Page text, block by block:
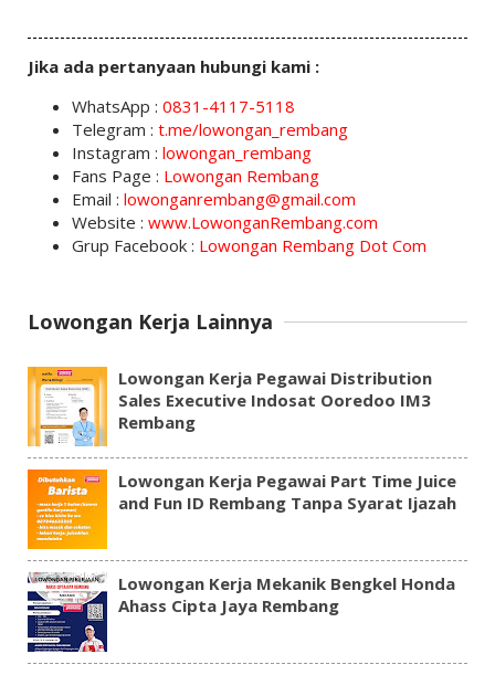
Jika ada pertanyaan hubungi kami :
WhatsApp : 0831-4117-5118
Telegram : t.me/lowongan_rembang
Instagram : lowongan_rembang
Fans Page : Lowongan Rembang
Email : lowonganrembang@gmail.com
Website : www.LowonganRembang.com
Grup Facebook : Lowongan Rembang Dot Com
Lowongan Kerja Lainnya
Lowongan Kerja Pegawai Distribution
Sales Executive Indosat Ooredoo IM3
Rembang
Lowongan Kerja Pegawai Part Time Juice
and Fun ID Rembang Tanpa Syarat Ijazah
Lowongan Kerja Mekanik Bengkel Honda
Ahass Cipta Jaya Rembang